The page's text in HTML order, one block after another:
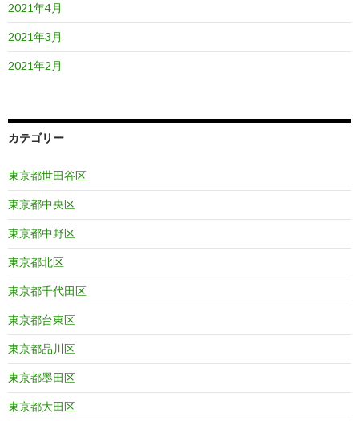
2021年4月
2021年3月
2021年2月
カテゴリー
東京都世田谷区
東京都中央区
東京都中野区
東京都北区
東京都千代田区
東京都台東区
東京都品川区
東京都墨田区
東京都大田区